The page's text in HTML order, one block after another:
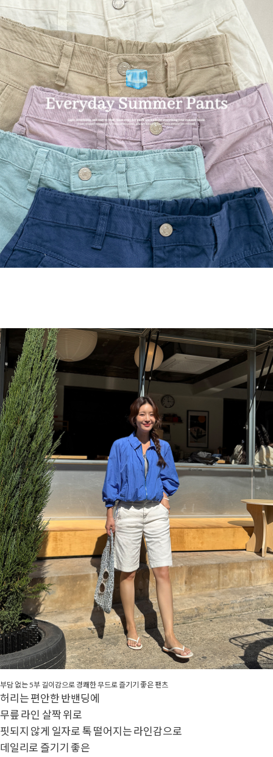
부담 없는 5부 길이감으로 경쾌한 무드로 즐기기 좋은 팬츠
허리는 편안한 반밴딩에
무릎 라인 살짝 위로
핏되지 않게 일자로 톡 떨어지는 라인감으로
데일리로 즐기기 좋은